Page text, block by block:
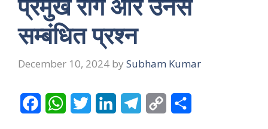
सम्बंधित प्रश्न
December 10, 2024 by Subham Kumar
W